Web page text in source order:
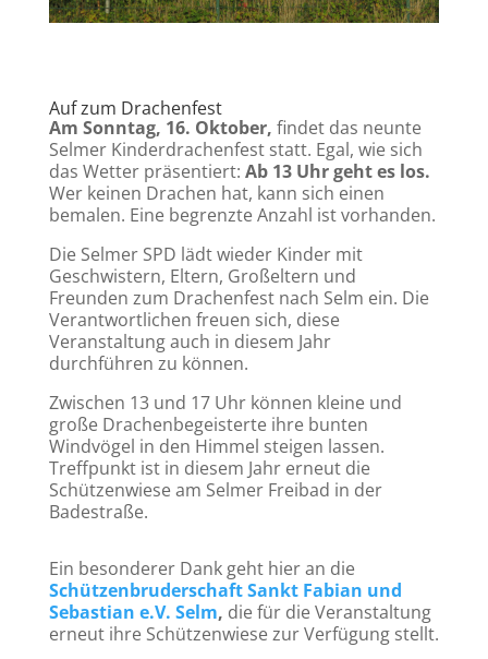
Auf zum Drachenfest
Am Sonntag, 16. Oktober, findet das neunte
Selmer Kinderdrachenfest statt. Egal, wie sich
das Wetter präsentiert: Ab 13 Uhr geht es los.
Wer keinen Drachen hat, kann sich einen
bemalen. Eine begrenzte Anzahl ist vorhanden.
Die Selmer SPD lädt wieder Kinder mit
Geschwistern, Eltern, Großeltern und
Freunden zum Drachenfest nach Selm ein. Die
Verantwortlichen freuen sich, diese
Veranstaltung auch in diesem Jahr
durchführen zu können.
Zwischen 13 und 17 Uhr können kleine und
große Drachenbegeisterte ihre bunten
Windvögel in den Himmel steigen lassen.
Treffpunkt ist in diesem Jahr erneut die
Schützenwiese am Selmer Freibad in der
Badestraße.
Ein besonderer Dank geht hier an die
Schützenbruderschaft Sankt Fabian und
Sebastian e.V. Selm, die für die Veranstaltung
erneut ihre Schützenwiese zur Verfügung stellt.